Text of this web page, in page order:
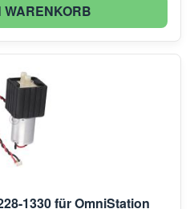
WARENKORB
1330 für OmniStation